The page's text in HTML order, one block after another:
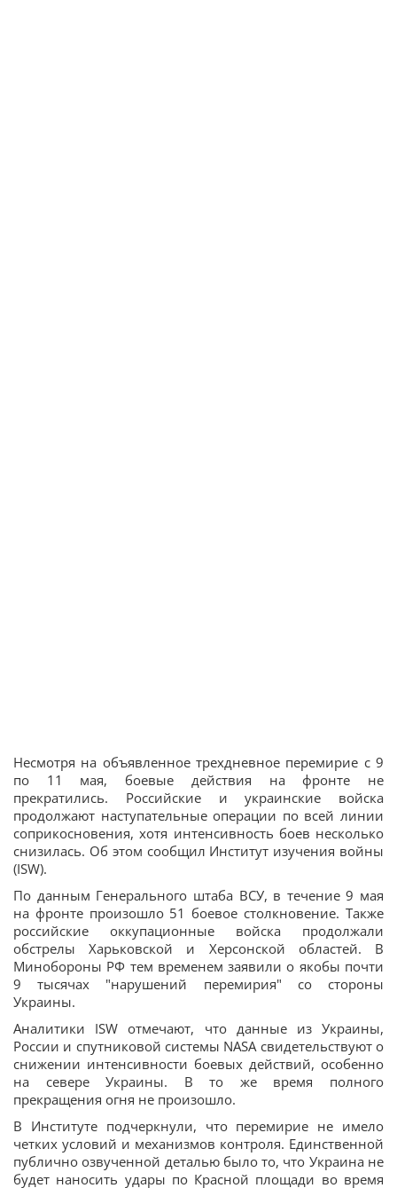
Несмотря на объявленное трехдневное перемирие с 9
по 11 мая, боевые действия на фронте не
прекратились. Российские и украинские войска
продолжают наступательные операции по всей линии
соприкосновения, хотя интенсивность боев несколько
снизилась. Об этом сообщил Институт изучения войны
(ISW).
По данным Генерального штаба ВСУ, в течение 9 мая
на фронте произошло 51 боевое столкновение. Также
российские оккупационные войска продолжали
обстрелы Харьковской и Херсонской областей. В
Минобороны РФ тем временем заявили о якобы почти
9 тысячах "нарушений перемирия" со стороны
Украины.
Аналитики ISW отмечают, что данные из Украины,
России и спутниковой системы NASA свидетельствуют о
снижении интенсивности боевых действий, особенно
на севере Украины. В то же время полного
прекращения огня не произошло.
В Институте подчеркнули, что перемирие не имело
четких условий и механизмов контроля. Единственной
публично озвученной деталью было то, что Украина не
будет наносить удары по Красной площади во время